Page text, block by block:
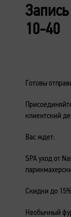
10-40
Готовы
клиентский
Вас ждет:
SPA уход от
Скидки до
Необычный